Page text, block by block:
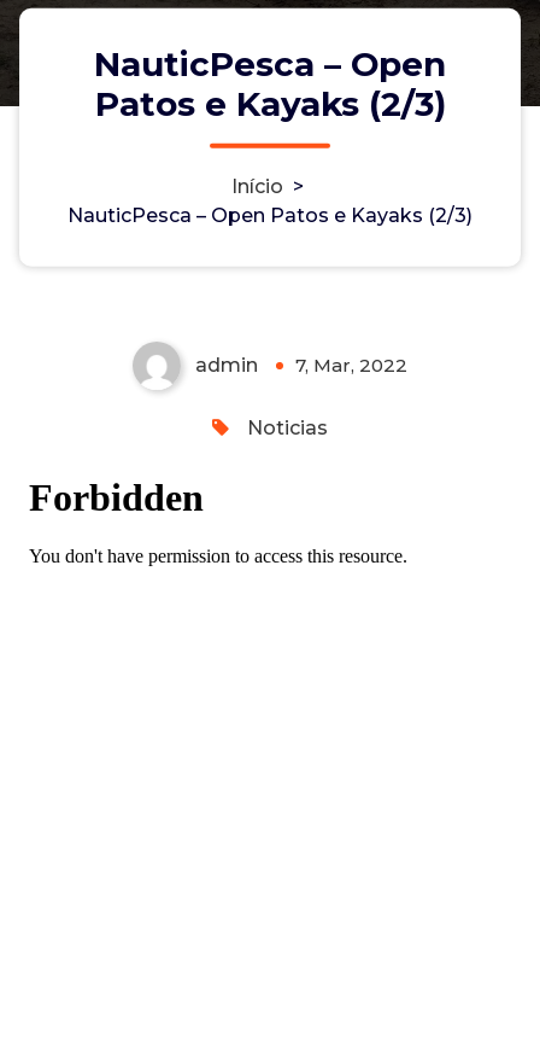
NauticPesca – Open
Patos e Kayaks (2/3)
Início >
NauticPesca – Open Patos e Kayaks (2/3)
NauticPesca – Open Patos e
admin 7, Mar, 2022
Noticias